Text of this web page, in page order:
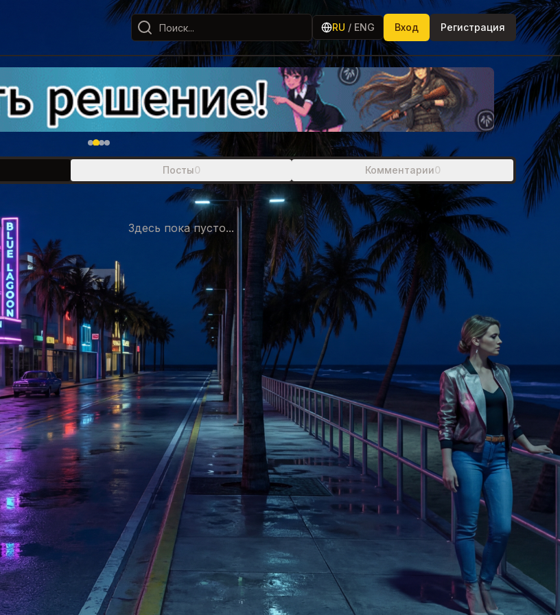
RU / ENG Вход Регистрация
Посты0 Комментарии0
Здесь пока пусто...